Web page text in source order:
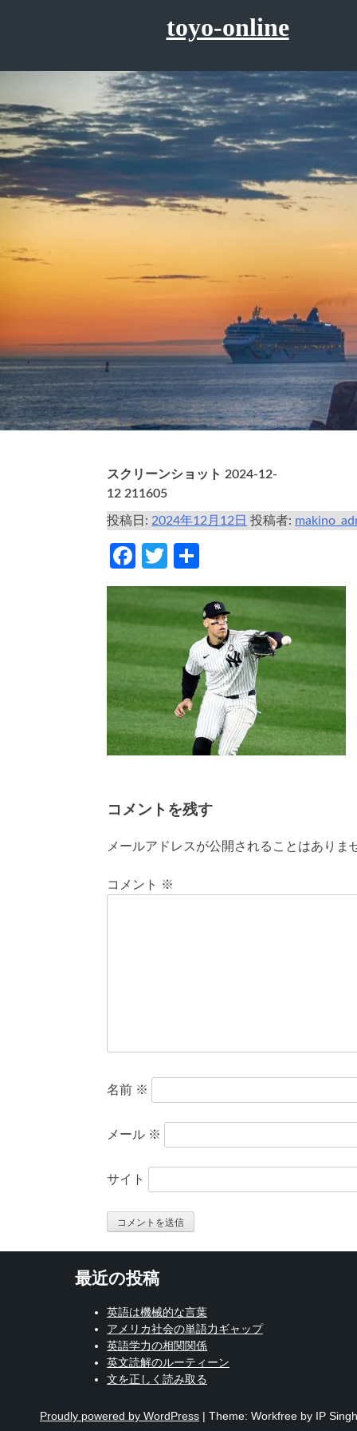
へ
ス
キ
ッ
プ
toyo-online
スクリーンショット 2024-12-
12 211605
投稿日:2024年12月12日 投稿者:
Facebook
Twitter
有
コメントを残す
メールアドレスが公開されることはありま
コメント ※
名前 ※
メール ※
サイト
最近の投稿
英語は機械的な言葉
アメリカ社会の単語力ギャップ
英語学力の相関関係
英文読解のルーティーン
文を正しく読み取る
Proudly powered by WordPress | Theme: Workfree by IP